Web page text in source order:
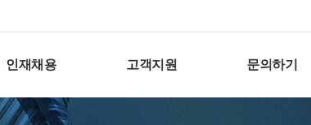
인재채용 고객지원 문의하기